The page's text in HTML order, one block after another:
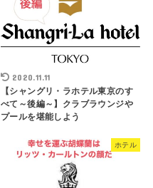
2020.11.11
【シャングリ・ラホテル東京のす
べて～後編～】クラブラウンジや
プールを堪能しよう
ホテル